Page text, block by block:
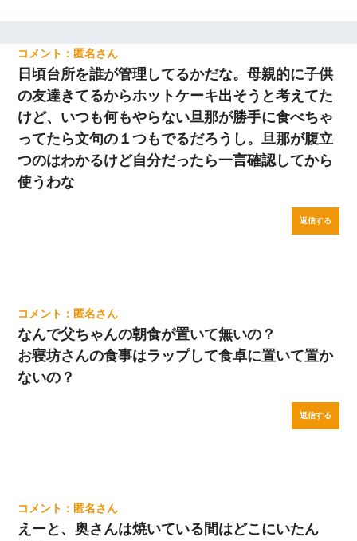
匿名
日頃台所を誰が管理してるかだな。母親的に子供
の友達きてるからホットケーキ出そうと考えてた
けど、いつも何もやらない旦那が勝手に食べちゃ
ってたら文句の１つもでるだろうし。旦那が腹立
つのはわかるけど自分だったら一言確認してから
使うわな
返信する
匿名
なんで父ちゃんの朝食が置いて無いの？
お寝坊さんの食事はラップして食卓に置いて置か
ないの？
返信する
匿名
えーと、奥さんは焼いている間はどこにいたん